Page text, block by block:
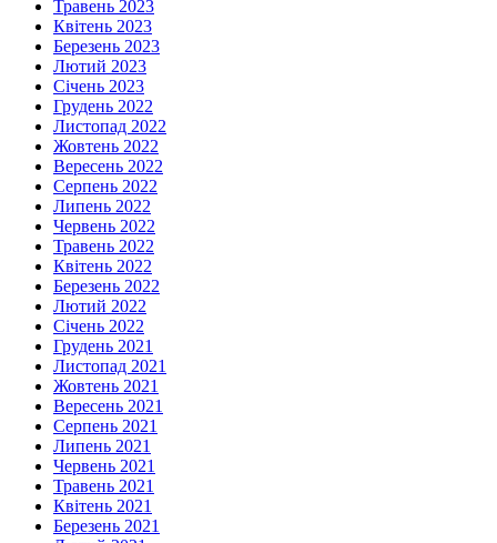
Травень 2023
Квітень 2023
Березень 2023
Лютий 2023
Січень 2023
Грудень 2022
Листопад 2022
Жовтень 2022
Вересень 2022
Серпень 2022
Липень 2022
Червень 2022
Травень 2022
Квітень 2022
Березень 2022
Лютий 2022
Січень 2022
Грудень 2021
Листопад 2021
Жовтень 2021
Вересень 2021
Серпень 2021
Липень 2021
Червень 2021
Травень 2021
Квітень 2021
Березень 2021